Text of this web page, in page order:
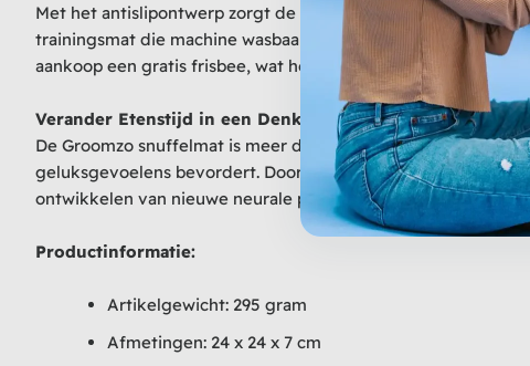
Met het antislipontwerp zorgt de Groomzo snuffelmat ervoor
trainingsmat die machine wasbaar is, zodat u zich geen
aankoop een gratis frisbee, wat het perfecte extra speeltje is
Verander Etenstijd in een Denkspel
De Groomzo snuffelmat is meer dan alleen een slowfeeder
geluksgevoelens bevordert. Door het simuleren van een
ontwikkelen van nieuwe neurale paden, wat leidt tot een
Productinformatie:
Artikelgewicht: 295 gram
Afmetingen: 24 x 24 x 7 cm